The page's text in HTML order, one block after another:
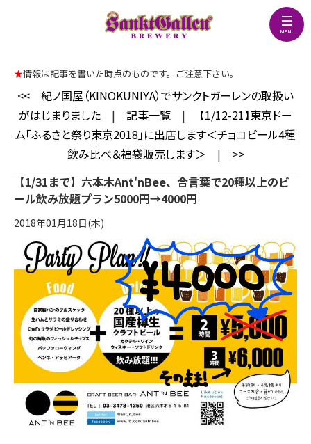
★情報は記事を書いた時点のものです。ご注意下さい。
<<
紀ノ国屋（KINOKUNIYA）でサンクトガーレンの取扱い
がはじまりました | 記事一覧 |
【1/12-21】東京ドー
ム「ふるさと祭り東京2018」に出店します＜チョコビール4種
飲み比べ＆福袋販売します＞ | >>
【1/31まで】六本木Ant'nBee、合言葉で20種以上のビ
ール飲み放題プラン5000円→4000円
2018年01月18日(木)